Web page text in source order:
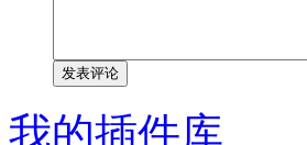
发表评论
我的插件库